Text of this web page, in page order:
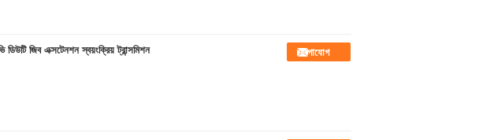
​​জিব এক্সটেনশন স্বয়ংক্রিয় ট্রান্সমিশন
যোগাযোগ